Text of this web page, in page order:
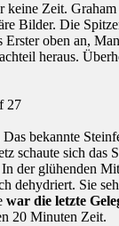
Zeit.
Bilder. Die
Erster oben an,
heraus.
Das bekannte
schaute sich
der glühenden
dehydriert. Sie
war die letzte
20 Minuten Zeit.